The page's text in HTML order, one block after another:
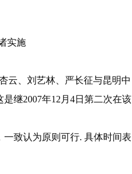
实施
云、刘艺林、严长征与昆明中
是继2007年12月4日 第二次在该
致认为原则可行. 具体时间表